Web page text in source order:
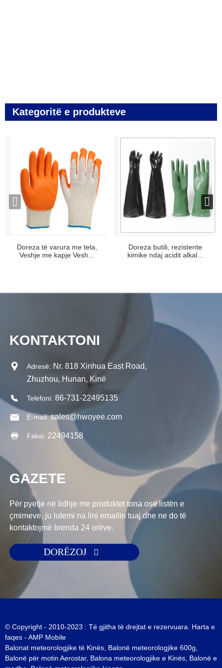
Kategoritë e produkteve
Doreza të varura me tela,
Veshje me kapje Vesh...
Doreza butili, rezistente
kimike ndaj acidit alkal...
KONTAKTONI
Adresë: Nr. 818 Xinhua East Road,
Zhuzhou, Hunan, Kinë
Telefoni: 86-731-22495135
E-mail: sales@hwoyee.com
Faksi: 22494158
GAZETE
Për pyetje në lidhje me produktet tona ose listën e
çmimeve, ju lutemi na lini emailin tuaj dhe ne do të
kontaktojmë brenda 24 orëve.
DORËZOJ
© Copyright - 2010-2023 : Të gjitha të drejtat e rezervuara.
Harta e
faqes - AMP Mobile
Balonat meteorologjike të Kinës Balonë meteorologjike 600g
Balonë për motin Aerostar, Balona meteorologjike e Kinës Balonë e